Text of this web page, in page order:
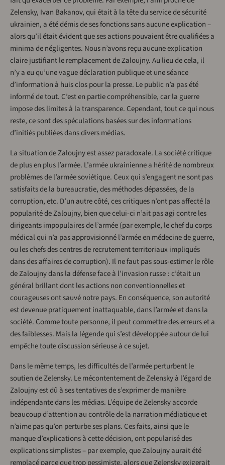
Zelensky, Ivan Bakanov, qui était à la tête du service de sécurité
ukrainien, a été démis de ses fonctions sans aucune explication –
alors qu’il était évident que ses actions pouvaient être qualifiées a
minima de négligentes. Nous n’avons reçu aucune explication
claire justifiant le remplacement de Zaloujny. Au lieu de cela, il
n’y a eu qu’une vague déclaration publique et une séance
d’information à huis clos pour la presse. Le public n’a pas été
informé de tout. C’est en partie compréhensible, car la guerre
impose des limites à la transparence. Cependant, tout ce qui nous
reste, ce sont des spéculations basées sur des informations
d’initiés publiées dans divers médias.
La situation de Zaloujny est assez paradoxale. La société critique
de plus en plus l’armée. L’armée ukrainienne a hérité de nombreux
problèmes de l’armée soviétique. Ceux qui s’engagent ne sont pas
satisfaits de la bureaucratie, des méthodes dépassées, de la
corruption, etc. D’un autre côté, ces critiques n’ont pas affecté la
popularité de Zaloujny, bien que celui-ci n’ait pas agi contre les
dirigeants impopulaires de l’armée (par exemple, le chef du corps
médical qui n’a pas approvisionné l’armée en médecine de guerre,
ou les chefs des centres de recrutement territoriaux impliqués
dans des affaires de corruption). Il ne faut pas sous-estimer le rôle
de Zaloujny dans la défense face à l’invasion russe : c’était un
général brillant dont les actions non conventionnelles et
courageuses ont sauvé notre pays. En conséquence, son autorité
est devenue pratiquement inattaquable, dans l’armée et dans la
société. Comme toute personne, il peut commettre des erreurs et a
des faiblesses. Mais la légende qui s’est développée autour de lui
empêche toute discussion sérieuse à ce sujet.
Dans le même temps, les difficultés de l’armée perturbent le
soutien de Zelensky. Le mécontentement de Zelensky à l’égard de
Zaloujny est dû à ses tentatives de s’exprimer de manière
indépendante dans les médias. L’équipe de Zelensky accorde
beaucoup d’attention au contrôle de la narration médiatique et
n’aime pas qu’on perturbe ses plans. Ces faits, ainsi que le
manque d’explications à cette décision, ont popularisé des
explications simplistes – par exemple, que Zaloujny aurait été